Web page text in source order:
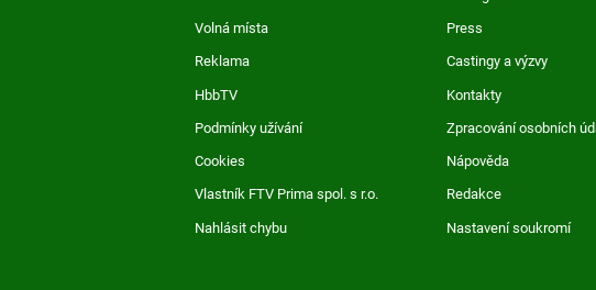
Volná místa Press
Reklama Castingy a výzvy
HbbTV Kontakty
Podmínky užívání Zpracování osobních
Cookies Nápověda
Vlastník FTV Prima spol. s r.o. Redakce
Nahlásit chybu Nastavení soukromí